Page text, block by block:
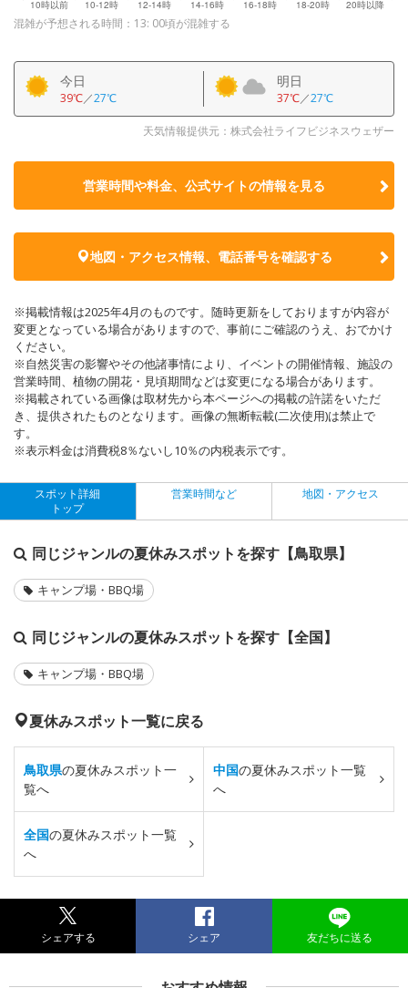
混雑が予想される時間：13: 00頃が混雑する
今日
39℃／27℃
明日
37℃／27℃
天気情報提供元：株式会社ライフビジネスウェザー
営業時間や料金、公式サイトの情報を見る
地図・アクセス情報、電話番号を確認する
※掲載情報は2025年4月のものです。随時更新をしておりますが内容が
変更となっている場合がありますので、事前にご確認のうえ、おでかけ
ください。
※自然災害の影響やその他諸事情により、イベントの開催情報、施設の
営業時間、植物の開花・見頃期間などは変更になる場合があります。
※掲載されている画像は取材先から本ページへの掲載の許諾をいただ
き、提供されたものとなります。画像の無断転載(二次使用)は禁止で
す。
※表示料金は消費税8％ないし10％の内税表示です。
スポット詳細
トップ
営業時間など 地図・アクセス
同じジャンルの夏休みスポットを探す【鳥取県】
キャンプ場・BBQ場
同じジャンルの夏休みスポットを探す【全国】
キャンプ場・BBQ場
夏休みスポット一覧に戻る
鳥取県の夏休みスポット一
覧へ
中国の夏休みスポット一覧
へ
全国の夏休みスポット一覧
へ
シェアする シェア 友だちに送る